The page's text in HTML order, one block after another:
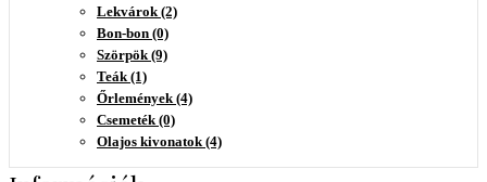
Lekvárok (2)
Bon-bon (0)
Szörpök (9)
Teák (1)
Őrlemények (4)
Csemeték (0)
Olajos kivonatok (4)